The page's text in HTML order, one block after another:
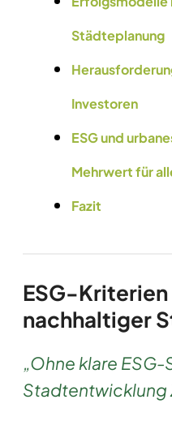
Städteplanung
Investoren
ESG und
Mehrwert für
Fazit
ESG-Kriterien
nachhaltiger
„Ohne klare
Stadtentwicklung